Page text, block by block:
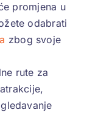
promjena u
odabrati
zbog svoje
rute za